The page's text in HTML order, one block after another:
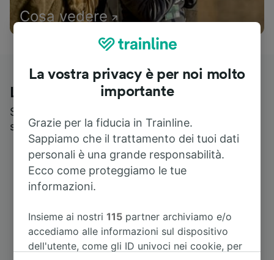
Cosa vedere
Le recensioni dei nostri viaggiatori
Scopri cosa pensa realmente chi utilizza i nostri
servizi
La vostra privacy è per noi molto
importante
Grazie per la fiducia in Trainline.
Sappiamo che il trattamento dei tuoi dati
personali è una grande responsabilità.
Ecco come proteggiamo le tue
informazioni.
Insieme ai nostri115 partner archiviamo e/o
accediamo alle informazioni sul dispositivo
dell'utente, come gli ID univoci nei cookie, per